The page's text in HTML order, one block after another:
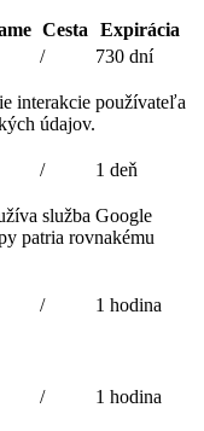
Cesta
Expirácia
/ 730 dní
interakcie používateľa
údajov.
/ 1 deň
služba Google
patria rovnakému
/ 1 hodina
/ 1 hodina